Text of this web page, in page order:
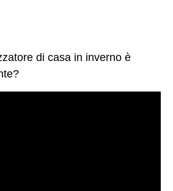
di casa in inverno è